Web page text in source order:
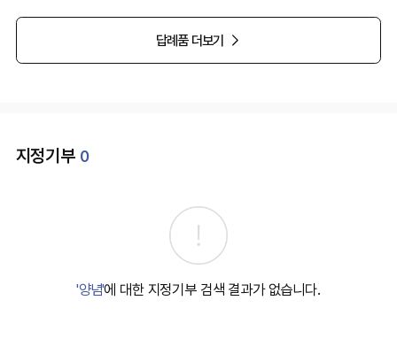
답례품 더보기
지정기부 0
'양념'에 대한 지정기부 검색 결과가 없습니다.